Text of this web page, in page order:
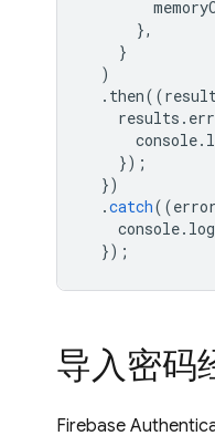
},
}
)
. then((
results .
console.
});
})
.catch((error
console. log
});
导入密码
Firebase